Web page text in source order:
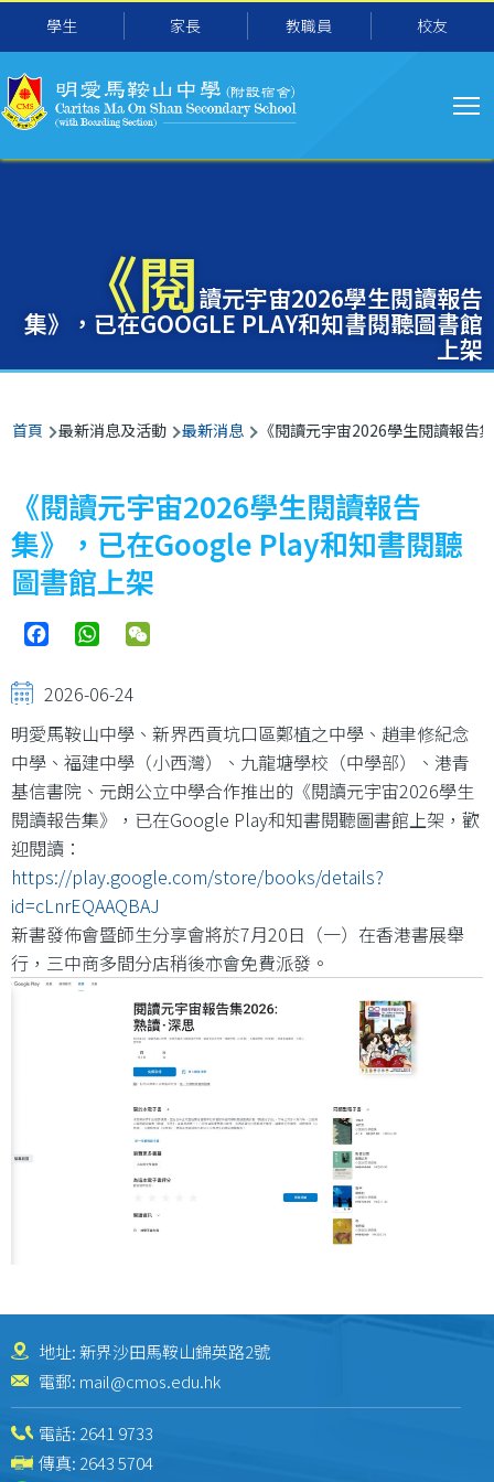
移至主內容
學生 家長 教職員 校友
导
航
《閱讀元宇宙2026學生閱讀報告
集》，已在GOOGLE PLAY和知書閱聽圖書館
上架
導
航
連
結
首頁 最新消息及活動 最新消息 《閱讀元宇宙2026學生閱讀報告
《閱讀元宇宙2026學生閱讀報告
集》，已在Google Play和知書閱聽
圖書館上架
FacebookWhatsApp
2026-06-24
明愛馬鞍山中學、新界西貢坑口區鄭植之中學、趙聿修紀念
中學、福建中學（小西灣）、九龍塘學校（中學部）、港青
基信書院、元朗公立中學合作推出的《閱讀元宇宙2026學生
閱讀報告集》，已在Google Play和知書閱聽圖書館上架，歡
迎閱讀：
https://play.google.com/store/books/details?
id=cLnrEQAAQBAJ
新書發佈會暨師生分享會將於7月20日（一）在香港書展舉
行，三中商多間分店稍後亦會免費派發。
地址: 新界沙田馬鞍山錦英路2號
電郵: mail@cmos.edu.hk
電話: 2641 9733
傳真: 2643 5704